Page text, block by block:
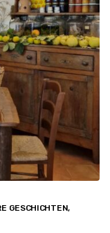
GESCHICHTEN,